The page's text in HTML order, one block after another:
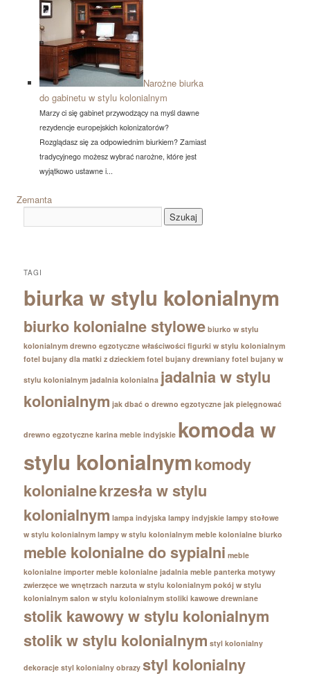
Narożne biurka
do gabinetu w stylu kolonialnym
Marzy ci się gabinet przywodzący na myśl dawne
rezydencje europejskich kolonizatorów?
Rozglądasz się za odpowiednim biurkiem? Zamiast
tradycyjnego możesz wybrać narożne, które jest
wyjątkowo ustawne i...
Zemanta
TAGI
biurka w stylu kolonialnym
biurko kolonialne stylowe biurko w stylu
kolonialnym drewno egzotyczne właściwości figurki w stylu kolonialnym
fotel bujany dla matki z dzieckiem fotel bujany drewniany fotel bujany w
stylu kolonialnym jadalnia kolonialna jadalnia w stylu
kolonialnym jak dbać o drewno egzotyczne jak pielęgnować
drewno egzotyczne karina meble indyjskie komoda w
stylu kolonialnymkomody
kolonialnekrzesła w stylu
kolonialnym lampa indyjska lampy indyjskie lampy stołowe
w stylu kolonialnym lampy w stylu kolonialnym meble kolonialne biurko
meble kolonialne do sypialni meble
kolonialne importer meble kolonialne jadalnia meble panterka motywy
zwierzęce we wnętrzach narzuta w stylu kolonialnym pokój w stylu
kolonialnym salon w stylu kolonialnym stoliki kawowe drewniane
stolik kawowy w stylu kolonialnym
stolik w stylu kolonialnym styl kolonialny
dekoracje styl kolonialny obrazy styl kolonialny